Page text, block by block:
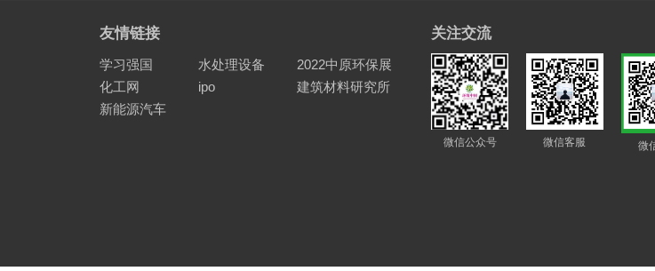
友情链接
学习强国 水处理设备
2022中原环保展
化工网
ipo
建筑材料研究所
新能源汽车
关注交流
微信公众号 微信客服 微